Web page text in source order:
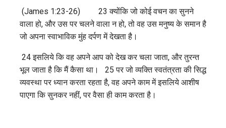
(James 1:23-26) 23 क्योंकि जो कोई वचन का सुनने
वाला हो, और उस पर चलने वाला न हो, तो वह उस मनुष्य के समान है
जो अपना स्‍वाभाविक मुंह दर्पण में देखता है।
24 इसलिये कि वह अपने आप को देख कर चला जाता, और तुरन्त
भूल जाता है कि मैं कैसा था। 25 पर जो व्यक्ति स्‍वतंत्रता की सिद्ध
व्यवस्था पर ध्यान करता रहता है, वह अपने काम में इसलिये आशीष
पाएगा कि सुनकर नहीं, पर वैसा ही काम करता है।